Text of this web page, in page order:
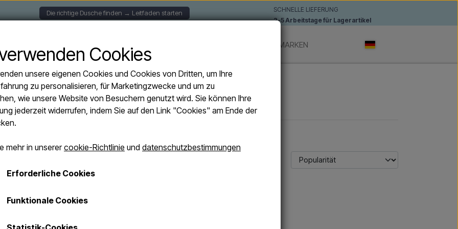
Die richtige Dusche finden → Leitfaden starten
SCHNELLE LIEFERUNG
2-5 Arbeitstage für Lagerartikel
MARKEN
Cookies
unsere eigenen Cookies und Cookies von Dritten, um Ihre
zu personalisieren, für Marketingzwecke und um zu
wie unsere Website von Besuchern genutzt wird. Sie können Ihre
jederzeit widerrufen, indem Sie auf den Link "Cookies" am Ende der
mehr in unserercookie-Richtlinie und datenschutzbestimmungen
Erforderliche Cookies
Funktionale Cookies